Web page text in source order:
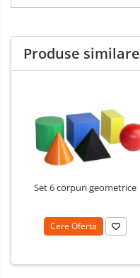
Produse similare
Set 6 corpuri geometrice
Cere Oferta